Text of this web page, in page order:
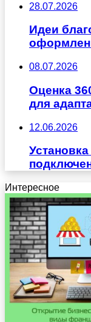
28.07.2026
Идеи
08.07.2026
Оценка
для
12.06.2026
Интересное